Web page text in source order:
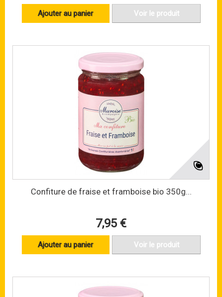
Ajouter au panier Voir le produit
Confiture de fraise et framboise bio 350g...
7,95 €
Ajouter au panier Voir le produit